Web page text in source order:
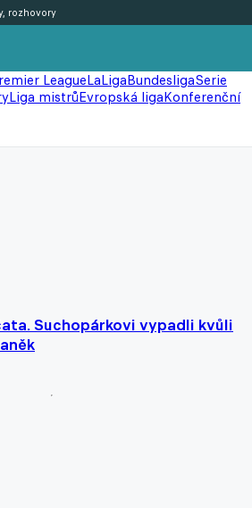
LeagueLaLigaBundesligaSerie
Liga mistrůEvropská ligaKonferenční
rozhovory
Suchopárkovi vypadli kvůli